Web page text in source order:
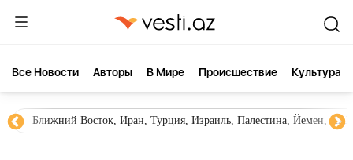
Все Новости Aвторы В Мире Происшествие Культура
Ближний Восток, Иран, Турция, Израиль, Палестина, Йемен,